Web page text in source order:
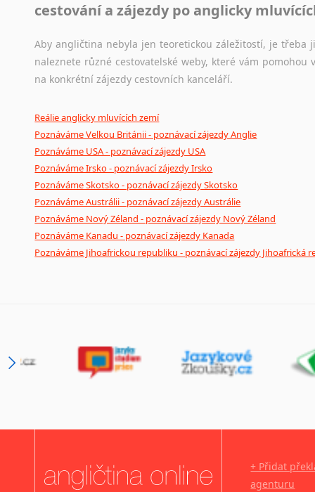
cestování a zájezdy po anglicky
Aby angličtina nebyla jen teoretickou záležitostí, je
naleznete různé cestovatelské weby, které vám
na konkrétní zájezdy cestovních kanceláří.
Reálie anglicky mluvících zemí
Poznáváme Velkou Británii - poznávací zájezdy Anglie
Poznáváme USA - poznávací zájezdy USA
Poznáváme Irsko - poznávací zájezdy Irsko
Poznáváme Skotsko - poznávací zájezdy Skotsko
Poznáváme Austrálii - poznávací zájezdy Austrálie
Poznáváme Nový Zéland - poznávací zájezdy Nový Zéland
Poznáváme Kanadu - poznávací zájezdy Kanada
Poznáváme Jihoafrickou republiku - poznávací zájezdy Jihoafrická
+ Přidat
agenturu